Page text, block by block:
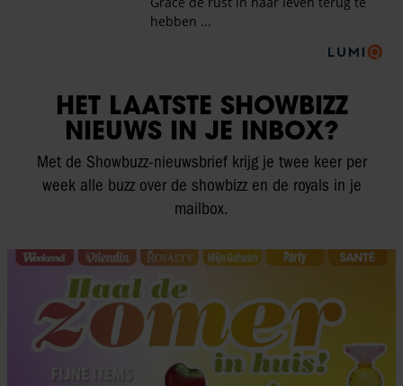
HET LAATSTE SHOWBIZZ
NIEUWS IN JE INBOX?
Met de Showbuzz-nieuwsbrief krijg je twee keer per
week alle buzz over de showbizz en de royals in je
mailbox.